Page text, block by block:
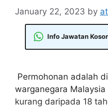
January 22, 2023 by
Info Jawatan
Permohonan adalah
warganegara
kurang daripada 18